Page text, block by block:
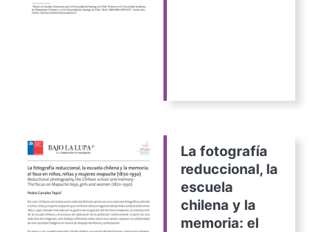
La fotografía
reduccional, la
escuela
chilena y la
memoria: el